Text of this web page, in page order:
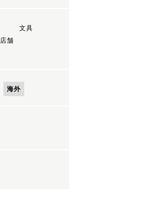
文具
店舗
海外